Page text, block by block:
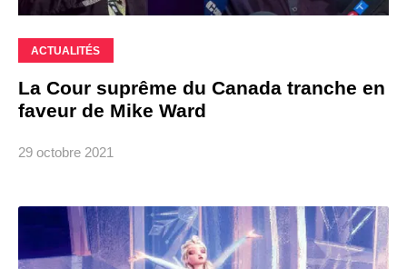
ACTUALITÉS
La Cour suprême du Canada tranche en
faveur de Mike Ward
29 octobre 2021